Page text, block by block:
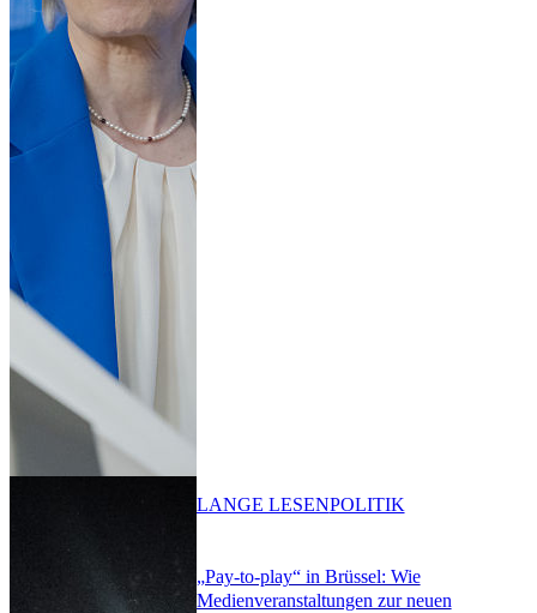
„Pay-to-play“ in Brüssel: Wie
Medienveranstaltungen zur neuen
LANGE LESENPOLITIK